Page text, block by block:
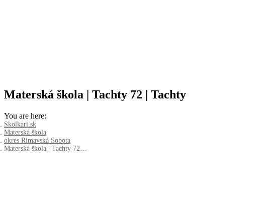
Materská škola | Tachty 72 | Tachty
You are here:
Skolkari.sk
Materská škola
okres Rimavská Sobota
Materská škola | Tachty 72…